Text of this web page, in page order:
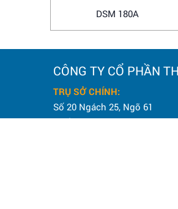
DSM 180A
CÔNG TY CỔ PHẦN
TRỤ SỞ CHÍNH:
Số 20 Ngách 25, Ngõ 61
Phố Lạc Trung,